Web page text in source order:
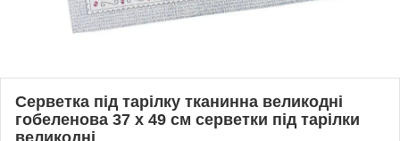
Серветка під тарілку тканинна великодні
гобеленова 37 х 49 см серветки під тарілки
великодні